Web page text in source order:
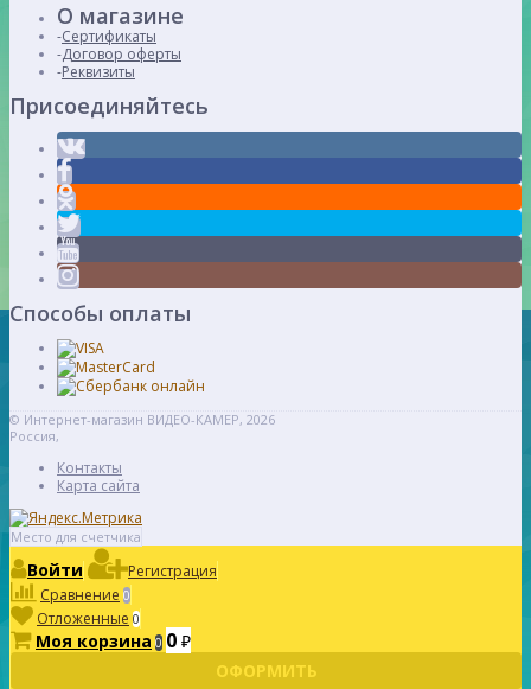
О магазине
Сертификаты
Договор оферты
Реквизиты
Присоединяйтесь
Способы оплаты
© Интернет-магазин ВИДЕО-КАМЕР, 2026
Россия,
Контакты
Карта сайта
Место для счетчика
Войти
Регистрация
Сравнение 0
Отложенные 0
Моя корзина 0 0 ₽
ОФОРМИТЬ